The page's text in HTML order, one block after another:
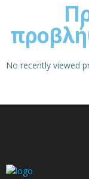
No recently viewed